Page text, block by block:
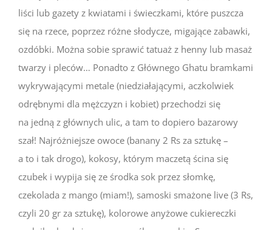
liści lub gazety z kwiatami i świeczkami, które puszcza
się na rzece, poprzez różne słodycze, migające zabawki,
ozdóbki. Można sobie sprawić tatuaż z henny lub masaż
twarzy i pleców… Ponadto z Głównego Ghatu bramkami
wykrywającymi metale (niedziałającymi, aczkolwiek
odrębnymi dla mężczyzn i kobiet) przechodzi się
na jedną z głównych ulic, a tam to dopiero bazarowy
szał! Najróżniejsze owoce (banany 2 Rs za sztukę –
a to i tak drogo), kokosy, którym maczetą ścina się
czubek i wypija się ze środka sok przez słomkę,
czekolada z mango (miam!), samoski smażone live (3 Rs,
czyli 20 gr za sztukę), kolorowe anyżowe cukiereczki